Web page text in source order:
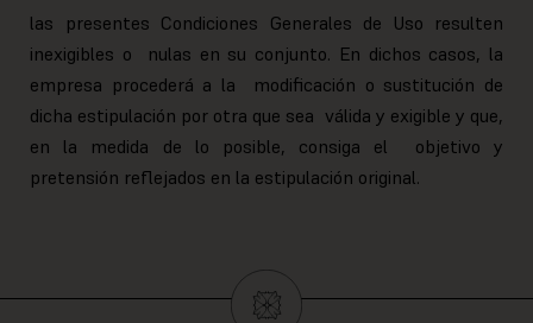
las presentes Condiciones Generales de Uso resulten
inexigibles o nulas en su conjunto. En dichos casos, la
empresa procederá a la modificación o sustitución de
dicha estipulación por otra que sea válida y exigible y que,
en la medida de lo posible, consiga el objetivo y
pretensión reflejados en la estipulación original.